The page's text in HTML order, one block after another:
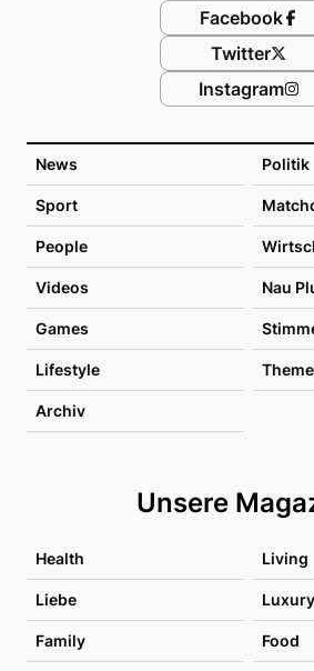
News Politik
Sport
People
Videos Nau
Games
Lifestyle
Archiv
Unsere
Health Living
Liebe Luxury
Family Food
Facebook
Twitter
Instagram